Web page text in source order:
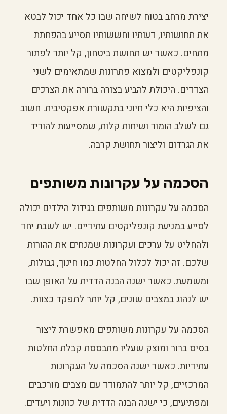
יצירת מרחב בטוח לשיחה שבו כל אחד יכול לבטא
את תחושותיו, דעותיו וחששותיו תסייע בהפחתת
מתחים. כאשר יש תחושת ביטחון, קל יותר לפתור
קונפליקטים ולמצוא פתרונות שמתאימים לשני
הצדדים. היכולת להביע בצורה ברורה את הצרכים
והציפיות היא כלי חיוני בתקשורת אפקטיבית. חשוב
גם לשלב הומור ושיחות קלות, שמסייעות להוריד
את הגרדום וליצור תחושת קרבה.
הסכמה על עקרונות משותפים
הסכמה על עקרונות משותפים בגידול הילדים יכולה
לסייע במניעת קונפליקטים עתידיים. יש לשבת יחד
ולהחליט על ערכים ועקרונות שמנחים את ההורות
שלכם. זה יכול לכלול החלטות כמו חינוך, גבולות,
ומשמעת. כאשר ישנה הבנה הדדית על האופן שבו
יש לנהוג במצבים שונים, קל יותר לתפקד כצוות.
הסכמה על עקרונות משותפים מאפשרת ליצור
בסיס ברור ומוצק שעליו מתבססת קבלת החלטות
עתידיות. כאשר ישנה הסכמה על העקרונות
המרכזיים, קל יותר להתמודד עם מצבים מורכבים
ומפתיעים, כי ישנה הבנה הדדית של כוונות ויעדים.